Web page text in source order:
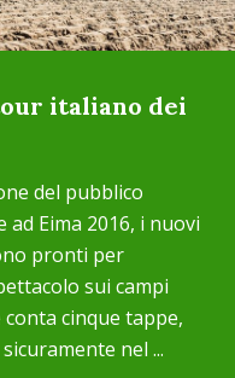
italiano dei
del pubblico
Eima 2016, i nuovi
pronti per
sui campi
cinque tappe,
nel ...